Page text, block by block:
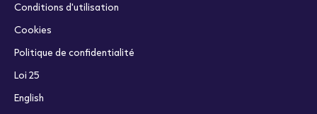
Conditions d'utilisation
Cookies
Politique de confidentialité
Loi 25
English